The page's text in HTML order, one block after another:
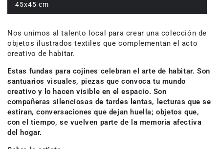
45x45 cm
Nos unimos al talento local para crear una colección de
objetos ilustrados textiles que complementan el acto
creativo de habitar.
Estas fundas para cojines celebran el arte de habitar. Son
santuarios visuales, piezas que convoca tu mundo
creativo y lo hacen visible en el espacio. Son
compañeras silenciosas de tardes lentas, lecturas que se
estiran, conversaciones que dejan huella; objetos que,
con el tiempo, se vuelven parte de la memoria afectiva
del hogar.